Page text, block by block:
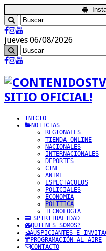
jueves 06/08/2026
SITIO OFICIAL!
INICIO
NOTICIAS
REGIONALES
TIENDA ONLINE
NACIONALES
INTERNACIONALES
DEPORTES
CINE
ANIME
ESPECTACULOS
POLICIALES
ECONOMIA
POLITICA
TECNOLOGIA
ESPIRITUALIDAD
QUIENES SOMOS?
AUSPICIANTES E
PROGRAMACIÓN AL AIRE
CONTACTO